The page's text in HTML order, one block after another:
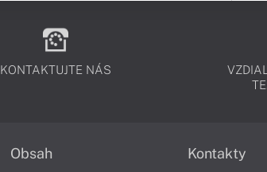
KONTAKTUJTE NÁS
Obsah Kontakty